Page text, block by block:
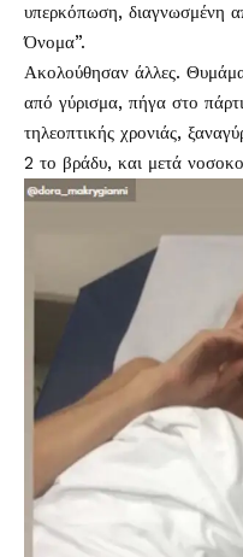
υπερκόπωση, διαγνωσμένη
Όνομα”.
Ακολούθησαν άλλες.
από γύρισμα, πήγα στο
τηλεοπτικής χρονιάς,
2 το βράδυ, και μετά